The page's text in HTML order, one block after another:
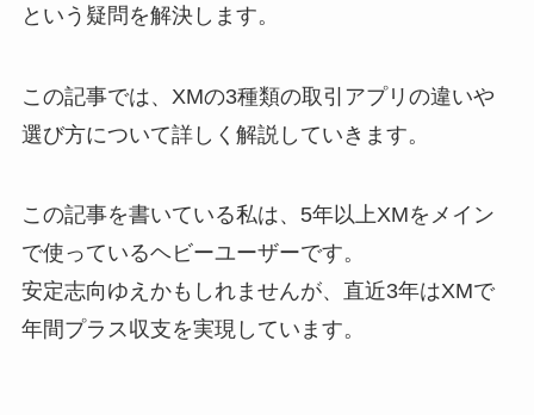
という疑問を解決します。
この記事では、XMの3種類の取引アプリの違いや
選び方について詳しく解説していきます。
この記事を書いている私は、5年以上XMをメイン
で使っているヘビーユーザーです。
安定志向ゆえかもしれませんが、直近3年はXMで
年間プラス収支を実現しています。